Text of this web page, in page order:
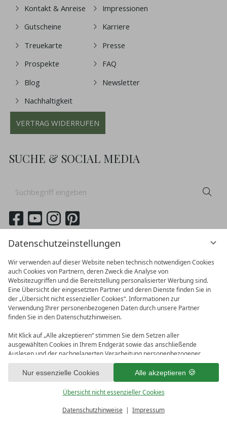
Datenschutzeinstellungen
Wir verwenden auf dieser Website neben technisch notwendigen Cookies
auch Cookies von Partnern, deren Zweck die Analyse von
Websitezugriffen und die Bereitstellung personalisierter Werbung sind.
Eine Übersicht der eingesetzten Partner und deren Dienste finden Sie in
der „Übersicht nicht essenzieller Cookies“. Informationen zur
Verwendung Ihrer personenbezogenen Daten durch unsere Partner
finden Sie in den Datenschutzhinweisen.
Mit Klick auf „Alle akzeptieren“ stimmen Sie dem Setzen aller
ausgewählten Cookies in Ihrem Endgerät sowie das anschließende
Auslesen und der nachgelagerten Verarbeitung personenbezogener
Daten (z.B. Ihrer IP-Adresse) durch uns und unseren Partnern zu. Falls
Sie damit nicht einverstanden sind, klicken Sie bitte auf „Nur essenzielle
Cookies“. Eine individuelle Auswahl können Sie unter „Übersicht nicht
essenzieller Cookies“ tätigen. Sie können Ihre Auswahl im Fußbereich
Alle akzeptieren
Nur essenzielle Cookies
Übersicht nicht essenzieller Cookies
Datenschutzhinweise Impressum
Kontakt & Anreise
Gutscheine
Treuekarte
Prospekte
Blog
Nachhaltigkeit
Impressionen
Karriere
Presse
FAQ
Newsletter
VERTRAG WIDERRUFEN
SUCHE & SOCIAL MEDIA
Suchbegriff
German English
AGB
Bonusprogramm Datenschutzeinstellungen